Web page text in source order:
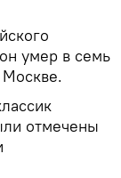
умер в семь
Москве.
отмечены